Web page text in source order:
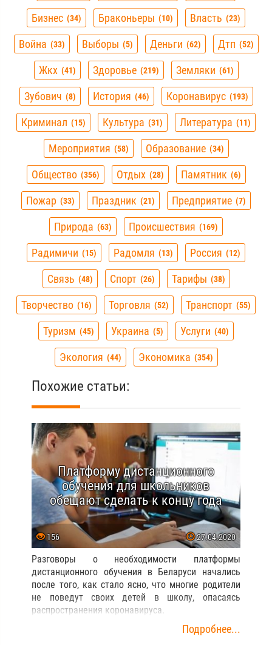
Бизнес 34 Браконьеры 10 Власть 23
Война 33 Выборы 5 Деньги 62 Дтп 52
Жкх 41 Здоровье 219 Земляки 61
Зубович 8 История 46 Коронавирус 193
Криминал 15 Культура 31 Литература 11
Мероприятия 58 Образование 34
Общество 356 Отдых 28 Памятник 6
Пожар 33 Праздник 21 Предприятие 7
Природа 63 Происшествия 169
Радимичи 15 Радомля 13 Россия 12
Связь 48 Спорт 26 Тарифы 38
Творчество 16 Торговля 52 Транспорт 55
Туризм 45 Украина 5 Услуги 40
Экология 44 Экономика 354
Похожие статьи:
Платформу дистанционного
обучения для школьников
обещают сделать к концу года
156 27.04.2020
Разговоры о необходимости платформы
дистанционного обучения в Беларуси начались
после того, как стало ясно, что многие родители
не поведут своих детей в школу, опасаясь
распространения коронавируса.
Подробнее...